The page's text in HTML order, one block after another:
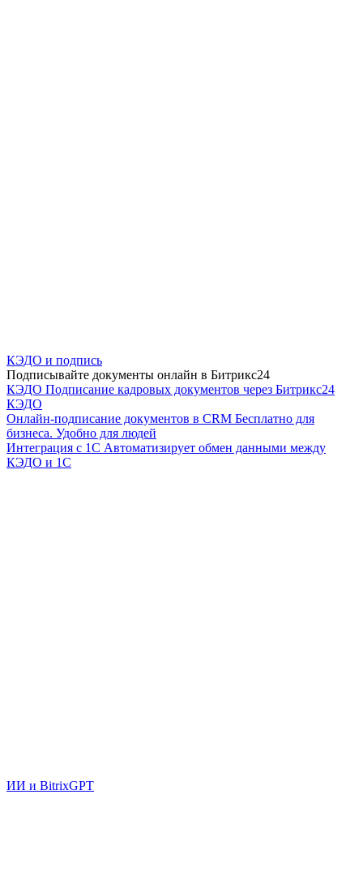
КЭДО и подпись
Подписывайте документы онлайн в Битрикс24
КЭДО Подписание кадровых документов через Битрикс24
КЭДО
Онлайн-подписание документов в CRM Бесплатно для
бизнеса. Удобно для людей
Интеграция с 1С Автоматизирует обмен данными между
КЭДО и 1С
ИИ и BitrixGPT